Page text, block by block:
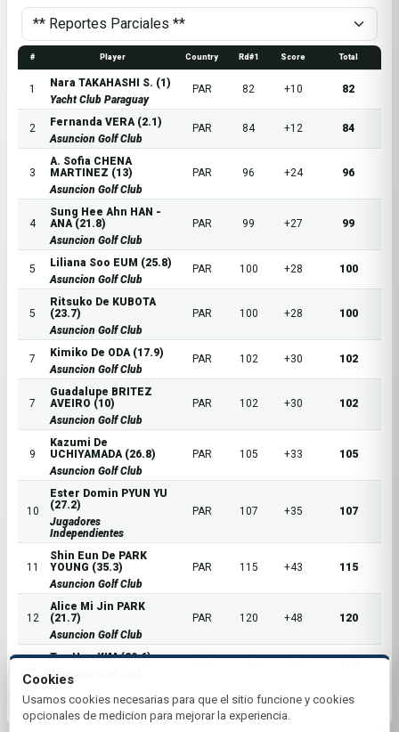
# Player Country Rd#1 Score Total
1
Nara TAKAHASHI S. (1)
Yacht Club Paraguay
PAR 82 +10 82
2
Fernanda VERA (2.1)
Asuncion Golf Club
PAR 84 +12 84
3
A. Sofia CHENA
MARTINEZ (13)
Asuncion Golf Club
PAR 96 +24 96
4
Sung Hee Ahn HAN -
ANA (21.8)
Asuncion Golf Club
PAR 99 +27 99
5
Liliana Soo EUM (25.8)
Asuncion Golf Club
PAR 100 +28 100
5
Ritsuko De KUBOTA
(23.7)
Asuncion Golf Club
PAR 100 +28 100
7
Kimiko De ODA (17.9)
Asuncion Golf Club
PAR 102 +30 102
7
Guadalupe BRITEZ
AVEIRO (10)
Asuncion Golf Club
PAR 102 +30 102
9
Kazumi De
UCHIYAMADA (26.8)
Asuncion Golf Club
PAR 105 +33 105
10
Ester Domin PYUN YU
(27.2)
Jugadores
Independientes
PAR 107 +35 107
11
Shin Eun De PARK
YOUNG (35.3)
Asuncion Golf Club
PAR 115 +43 115
12
Alice Mi Jin PARK
(21.7)
Asuncion Golf Club
PAR 120 +48 120
Tae Hee KIM (29.6)
Asuncion Golf Club
Cookies
Usamos cookies necesarias para que el sitio funcione y cookies
opcionales de medicion para mejorar la experiencia.